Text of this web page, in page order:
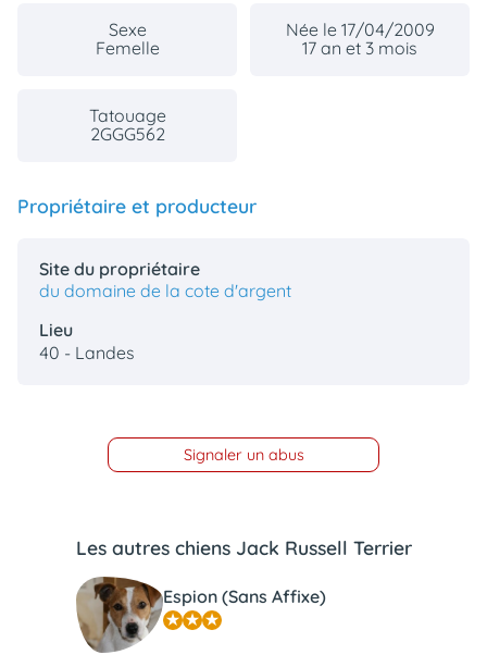
Sexe
Femelle
Née le 17/04/2009
17 an et 3 mois
Tatouage
2GGG562
Propriétaire et producteur
Site du propriétaire
du domaine de la cote d'argent
Lieu
40 - Landes
Signaler un abus
Les autres chiens Jack Russell Terrier
Espion (Sans Affixe)